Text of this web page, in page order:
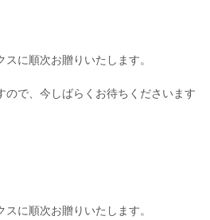
に順次お贈りいたします。
で、今しばらくお待ちくださいます
に順次お贈りいたします。